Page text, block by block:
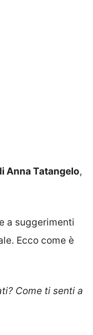
Anna Tatangelo,
a suggerimenti
Ecco come è
Come ti senti a